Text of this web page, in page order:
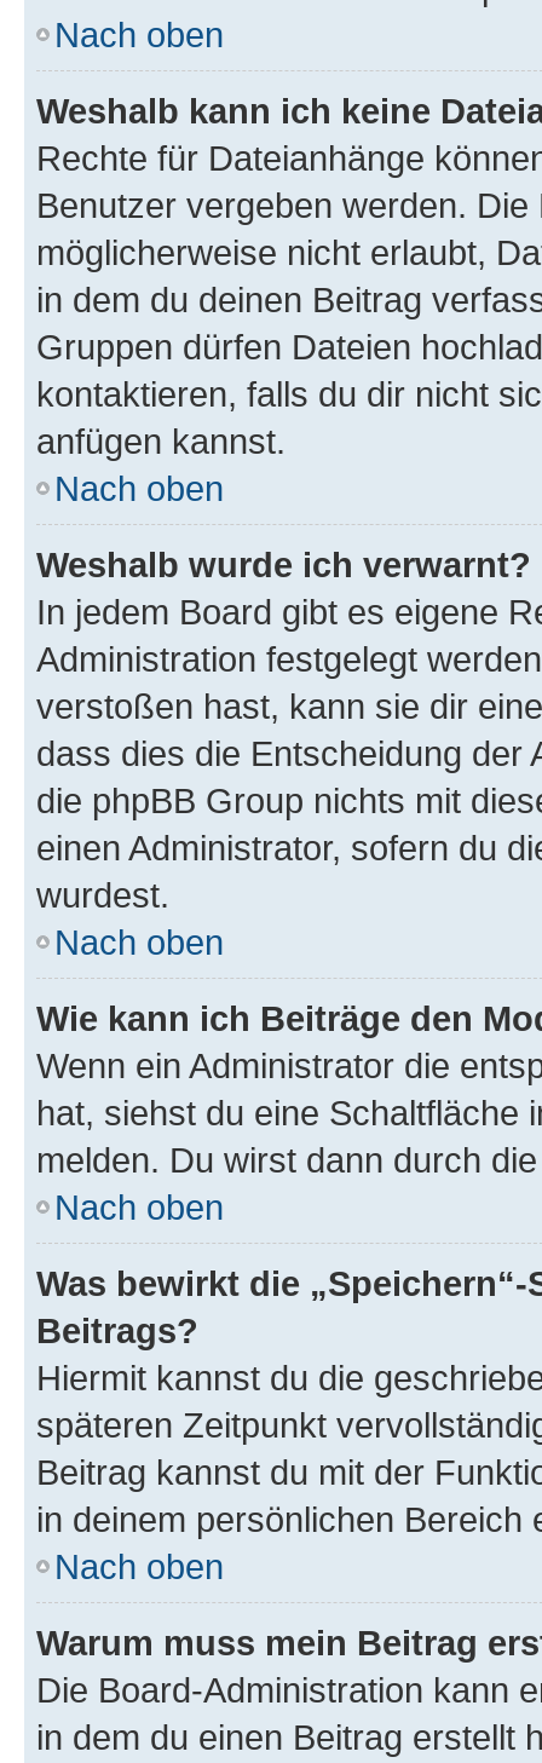
Nach oben
Weshalb kann ich keine
Rechte für Dateianhänge
Benutzer vergeben werden.
möglicherweise nicht erlaubt,
in dem du deinen Beitrag
Gruppen dürfen Dateien
kontaktieren, falls du dir nicht
anfügen kannst.
Nach oben
Weshalb wurde ich verwarnt?
In jedem Board gibt es eigene
Administration festgelegt
verstoßen hast, kann sie dir
dass dies die Entscheidung der
die phpBB Group nichts mit
einen Administrator, sofern du
wurdest.
Nach oben
Wie kann ich Beiträge den
Wenn ein Administrator die
hat, siehst du eine Schaltfläche
melden. Du wirst dann durch
Nach oben
Was bewirkt die
Beitrags?
Hiermit kannst du die
späteren Zeitpunkt
Beitrag kannst du mit der
in deinem persönlichen Bereich
Nach oben
Warum muss mein Beitrag
Die Board-Administration kann
in dem du einen Beitrag erstellt